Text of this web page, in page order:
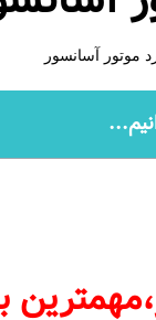
موتور آسانسور